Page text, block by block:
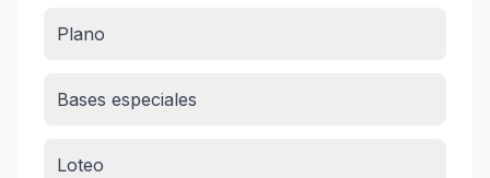
Plano
Bases especiales
Loteo